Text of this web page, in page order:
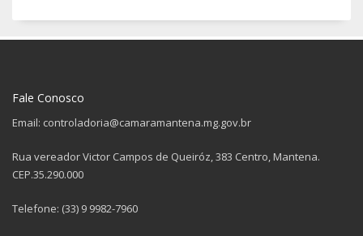
Fale Conosco
Email: controladoria@camaramantena.mg.gov.br
Rua vereador Victor Campos de Queiróz, 383 Centro, Mantena.
CEP.35.290.000
Telefone: (33) 9 9982-7960